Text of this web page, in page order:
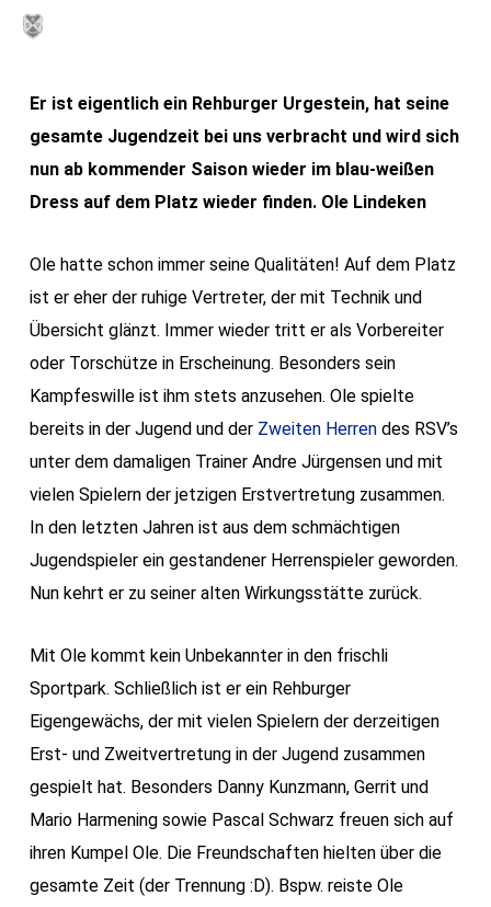
Skip
contentEr ist eigentlich ein Rehburger Urgestein, hat seine
gesamte Jugendzeit bei uns verbracht und wird sich
nun ab kommender Saison wieder im blau-weißen
Dress auf dem Platz wieder finden. Ole Lindeken
Ole hatte schon immer seine Qualitäten! Auf dem Platz
ist er eher der ruhige Vertreter, der mit Technik und
Übersicht glänzt. Immer wieder tritt er als Vorbereiter
oder Torschütze in Erscheinung. Besonders sein
Kampfeswille ist ihm stets anzusehen. Ole spielte
bereits in der Jugend und der Zweiten Herrendes RSV’s
unter dem damaligen Trainer Andre Jürgensen und mit
vielen Spielern der jetzigen Erstvertretung zusammen.
In den letzten Jahren ist aus dem schmächtigen
Jugendspieler ein gestandener Herrenspieler geworden.
Nun kehrt er zu seiner alten Wirkungsstätte zurück.
Mit Ole kommt kein Unbekannter in den frischli
Sportpark. Schließlich ist er ein Rehburger
Eigengewächs, der mit vielen Spielern der derzeitigen
Erst- und Zweitvertretung in der Jugend zusammen
gespielt hat. Besonders Danny Kunzmann, Gerrit und
Mario Harmening sowie Pascal Schwarz freuen sich auf
ihren Kumpel Ole. Die Freundschaften hielten über die
gesamte Zeit (der Trennung :D). Bspw. reiste Ole